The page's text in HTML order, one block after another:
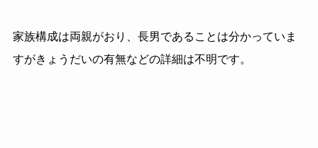
家族構成は両親がおり、長男であることは分かっていま
すがきょうだいの有無などの詳細は不明です。